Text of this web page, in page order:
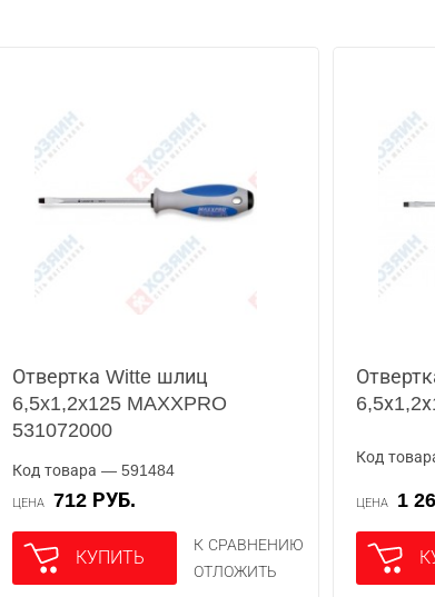
Отвертка Witte шлиц
6,5x1,2x125 MAXXPRO
531072000
Код товара — 591484
ЦЕНА 712 РУБ.
КУПИТЬ
К СРАВНЕНИЮ
ОТЛОЖИТЬ
Код
ЦЕНА 1